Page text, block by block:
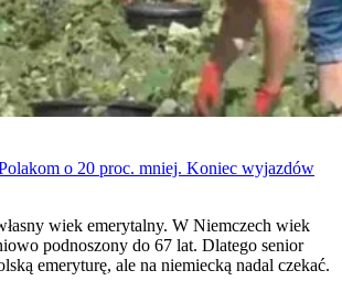
o 20 proc. mniej. Koniec wyjazdów
wiek emerytalny. W Niemczech wiek
podnoszony do 67 lat. Dlatego senior
emeryturę, ale na niemiecką nadal czekać.